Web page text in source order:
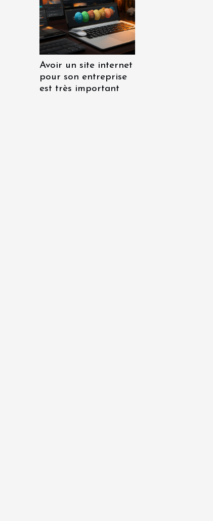
Avoir un site internet
pour son entreprise
est très important